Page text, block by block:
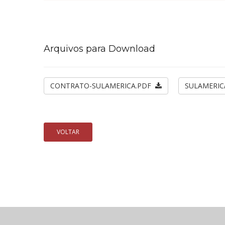
Arquivos para Download
CONTRATO-SULAMERICA.PDF
VOLTAR